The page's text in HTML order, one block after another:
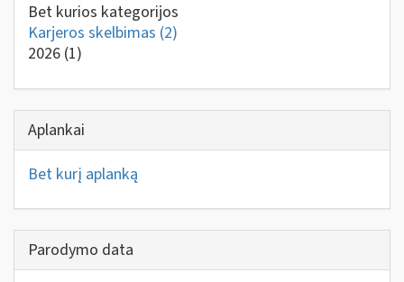
Bet kurios kategorijos
Karjeros skelbimas (2)
2026 (1)
Aplankai
Bet kurį aplanką
Parodymo data